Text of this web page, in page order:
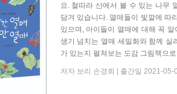
요. 철따라 산에서 볼 수 있는 나무
담겨 있습니다. 열매들이 빛깔에 따
있으며, 아이들이 열매에 대해 꼭
생기 넘치는 열매 세밀화와 함께 실
가 있는지 펼쳐보는 도감 그림책으
저자 보리 손경희 | 출간일 2021-05-